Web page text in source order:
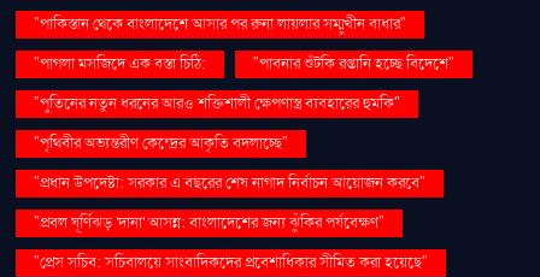
"পাকিস্তান থেকে বাংলাদেশে আসার পর রুনা লায়লার সম্মুখীন বাধার"
"পাগলা মসজিদে এক বস্তা চিঠি:
"পাবনার শুঁটকি রপ্তানি হচ্ছে বিদেশে"
"পুতিনের নতুন ধরনের আরও শক্তিশালী ক্ষেপণাস্ত্র ব্যবহারের হুমকি"
"পৃথিবীর অভ্যন্তরীণ কেন্দ্রের আকৃতি বদলাচ্ছে"
"প্রধান উপদেষ্টা: সরকার এ বছরের শেষ নাগাদ নির্বাচন আয়োজন করবে"
"প্রবল ঘূর্ণিঝড় 'দানা' আসন্ন: বাংলাদেশের জন্য ঝুঁকির পর্যবেক্ষণ"
"প্রেস সচিব: সচিবালয়ে সাংবাদিকদের প্রবেশাধিকার সীমিত করা হয়েছে"